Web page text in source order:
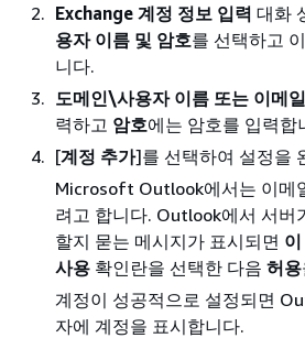
Exchange 계정 정보 입력 대화
용자 이름 및 암호를 선택하고
니다.
도메인\사용자 이름 또는 이메일
력하고 암호에는 암호를 입력합
[계정 추가]를 선택하여 설정을
Microsoft Outlook에서는 이메
려고 합니다. Outlook에서 서버
할지 묻는 메시지가 표시되면
사용 확인란을 선택한 다음 허용
계정이 성공적으로 설정되면
자에 계정을 표시합니다.